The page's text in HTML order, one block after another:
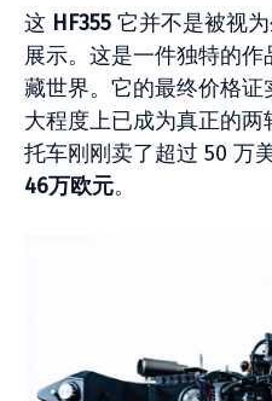
这 HF355 它并不是被视
展示。这是一件独特的
藏世界。它的最终价格
大程度上已成为真正的
托车刚刚卖了超过 50 万
46万欧元。